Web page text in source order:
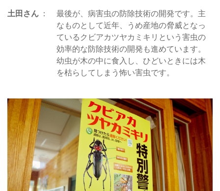
土田さん
最後が、病害虫の防除技術の開発です。主
なものとして近年、うめ産地の脅威となっ
ているクビアカツヤカミキリという害虫の
効率的な防除技術の開発も進めています。
幼虫が木の中に食入し、ひどいときには木
を枯らしてしまう怖い害虫です。